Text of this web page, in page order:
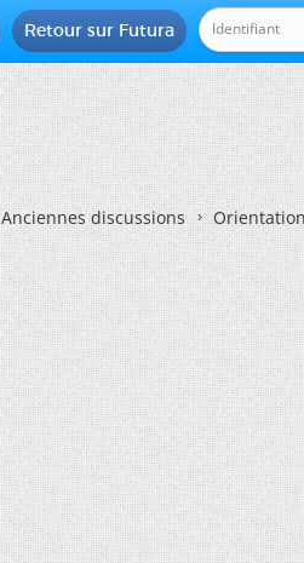
Retour sur Futura
Anciennes discussions